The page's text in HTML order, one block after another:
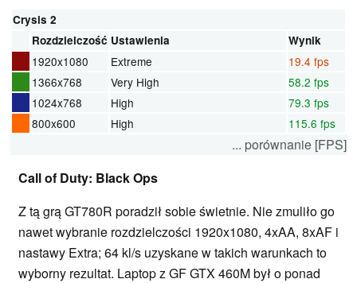
Crysis 2
Rozdzielczość Ustawienia Wynik
1920x1080 Extreme
19.4 fps
1366x768
Very High
58.2 fps
1024x768
High
79.3 fps
800x600
High 115.6 fps
... porównanie [FPS]
Call of Duty: Black Ops
Z tą grą GT780R poradził sobie świetnie. Nie zmuliło go
nawet wybranie rozdzielczości 1920x1080, 4xAA, 8xAF i
nastawy Extra; 64 kl/s uzyskane w takich warunkach to
wyborny rezultat. Laptop z GF GTX 460M był o ponad